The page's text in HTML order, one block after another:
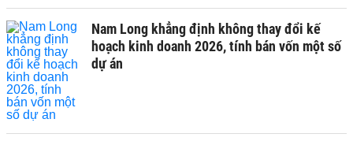
Nam Long khẳng định không thay đổi kế
hoạch kinh doanh 2026, tính bán vốn một số
dự án